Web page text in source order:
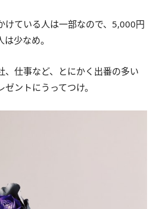
けている人は一部なので、5,000円
少なめ。
、仕事など、とにかく出番の多い
ントにうってつけ。